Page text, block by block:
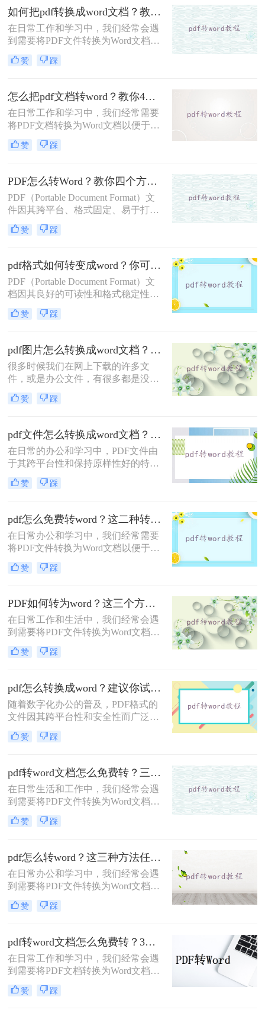
其转换为Word格式就变得尤为重要。
那么pdf格式的文件如何转word​呢？本
文将详细介绍几种将PDF文件转换为
Word文档的方法，并探讨各自的优缺
点及适用场景。
如何把pdf转换成word文档？教你3种简单的方法！
在日常工作和学习中，我们经常会遇
到需要将PDF文件转换为Word文档的
情况。PDF文件因其格式固定、不易
被篡改的特点而广受欢迎，但在需要
显得更为灵活和方便。那么如何把pdf
转换成word文档呢？本文将介绍三种
将PDF转换成Word文档的实用方法，
帮助您轻松应对这一需求。
赞 踩
怎么把pdf文档转word？教你4招快速转换！
在日常工作和学习中，我们经常需要
将PDF文档转换为Word文档以便于编
辑和修改。PDF（Portable Document
Format）格式因其良好的稳定性和跨
辑性也带来了一定的不便。那么怎么
把pdf文档转word呢？本文将详细介绍
几种将PDF文档转换为Word文档的方
法，并简要概述每种方法的特点和适
用场景。
赞 踩
PDF怎么转Word？教你四个方法！
PDF（Portable Document Format）文
件因其跨平台、格式固定、易于打印
等特点，广泛应用于各种场景。然
而，在某些情况下，我们可能需要将
和修改。那么PDF怎么转Word呢？以
下将详细介绍几种PDF转Word的方
法，帮助您轻松完成转换。
赞 踩
pdf格式如何转变成word？你可以只要学会这四种方法就行
PDF（Portable Document Format）文
档因其良好的可读性和格式稳定性，
被广泛应用于各个领域。然而，当需
要对PDF文档进行编辑、修改或进一
得尤为重要。那么pdf格式如何转变成
word呢？以下是四种将PDF格式转变
为Word文档的常用方法：
赞 踩
pdf图片怎么转换成word文档？赶紧通过这三种方法转换！
很多时候我们在网上下载的许多文
件，或是办公文件，有很多都是没有
办法编辑的PDF格式，当您想要修改
时就很费劲了。所以，有什么办法能
今日小编分享pdf图片怎么转换成word
文档！
赞 踩
pdf文件怎么转换成word文档？教你3招轻松搞定！
在日常的办公和学习中，PDF文件由
于其跨平台性和保持原样性好的特点
而备受欢迎。然而，当需要编辑或修
改PDF文件的内容时，将其转换为
文件怎么转换成word文档呢？本文将
详细介绍四种将PDF文件转换为Word
文档的方法，并给出一些实用的技巧
和注意事项。
赞 踩
pdf怎么免费转word？这二种转换方法掌握好！
在日常办公和学习中，我们经常需要
将PDF文件转换为Word文档以便于编
辑和修改。那么pdf怎么免费转word
呢？以下将为您详细介绍两种免费的
骤和工具特点。
赞 踩
PDF如何转为word？这三个方法让你快速操作！
在日常工作和生活中，我们经常会遇
到需要将PDF文件转换为Word文档的
情况。无论是为了编辑文档内容、提
取文字信息还是为了方便后续操作，
能。那么PDF如何转为word呢？本文
将介绍几种简单有效的方法，帮助你
轻松实现PDF到Word的转换。
赞 踩
pdf怎么转换成word？建议你试试这五种方法！
随着数字化办公的普及，PDF格式的
文件因其跨平台性和安全性而广泛应
用。然而，有时我们需要将PDF文件
转换为Word文档，以便进行编辑、修
Word呢？下面将介绍五种将PDF转换
为Word的方法，帮助您轻松应对各种
转换需求。
赞 踩
pdf转word文档怎么免费转？三种方法帮助你解决问题！
在日常生活和工作中，我们经常会遇
到需要将PDF文件转换为Word文档的
情况。然而，一些PDF转Word的转换
工具可能需要付费，对于预算有限或
免费且高效的方法显得尤为重要。那
么pdf转word文档怎么免费转呢？本文
将为您详细介绍几种免费将PDF转换
为Word文档的方法，帮助您轻松完成
文件格式的转换。
赞 踩
pdf怎么转word？这三种方法任你选！
在日常办公和学习中，我们经常会遇
到需要将PDF文件转换为Word文档的
情况。无论是为了编辑、修改还是为
了方便在Word中进一步处理，PDF转
么转word呢？以下将介绍三种高效的
方法，帮助您轻松实现PDF到Word的
转换。
赞 踩
pdf转word文档怎么免费转？3种方法帮你轻松转换！
在日常工作和学习中，我们经常会遇
到需要将PDF文档转换为Word文档的
情况。然而，许多在线转换工具收费
并且质量参差不齐，因此很多人都在
赞 踩